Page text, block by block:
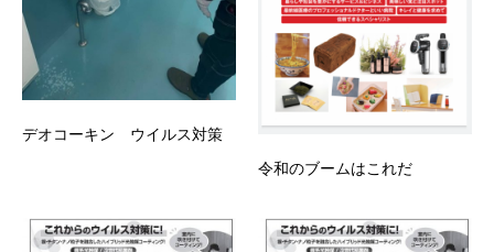
デオコーキン ウイルス対策
令和のブームはこれだ